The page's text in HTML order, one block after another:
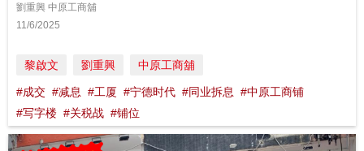
劉重興 中原工商舖
11/6/2025
黎啟文 劉重興 中原工商舖
#成交 #减息 #工厦 #宁德时代 #同业拆息
#中原工商铺
#写字楼 #关税战 #铺位